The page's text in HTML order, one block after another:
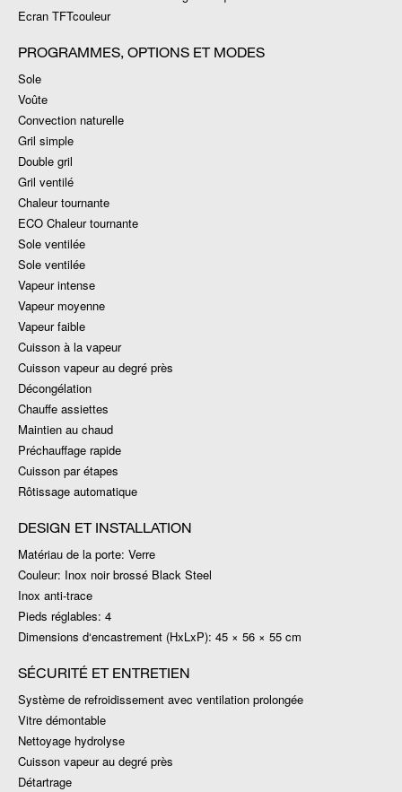
Ecran TFTcouleur
PROGRAMMES, OPTIONS ET MODES
Sole
Voûte
Convection naturelle
Gril simple
Double gril
Gril ventilé
Chaleur tournante
ECO Chaleur tournante
Sole ventilée
Sole ventilée
Vapeur intense
Vapeur moyenne
Vapeur faible
Cuisson à la vapeur
Cuisson vapeur au degré près
Décongélation
Chauffe assiettes
Maintien au chaud
Préchauffage rapide
Cuisson par étapes
Rôtissage automatique
DESIGN ET INSTALLATION
Matériau de la porte: Verre
Couleur: Inox noir brossé Black Steel
Inox anti-trace
Pieds réglables: 4
Dimensions d‘encastrement (HxLxP): 45 × 56 × 55 cm
SÉCURITÉ ET ENTRETIEN
Système de refroidissement avec ventilation prolongée
Vitre démontable
Nettoyage hydrolyse
Cuisson vapeur au degré près
Détartrage